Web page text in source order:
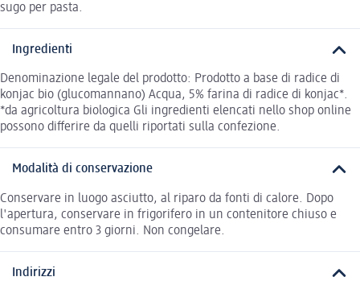
sugo per pasta.
Ingredienti
Denominazione legale del prodotto: Prodotto a base di radice di
konjac bio (glucomannano) Acqua, 5% farina di radice di konjac*.
*da agricoltura biologica Gli ingredienti elencati nello shop online
possono differire da quelli riportati sulla confezione.
Modalità di conservazione
Conservare in luogo asciutto, al riparo da fonti di calore. Dopo
l'apertura, conservare in frigorifero in un contenitore chiuso e
consumare entro 3 giorni. Non congelare.
Indirizzi